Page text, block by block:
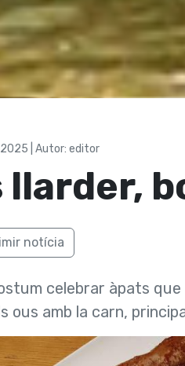
| Autor: editor
llarder,
notícia
celebrar àpats
ous amb la carn,